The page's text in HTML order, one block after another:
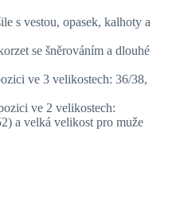
s vestou, opasek, kalhoty a
se šněrováním a dlouhé
ve 3 velikostech: 36/38,
ve 2 velikostech:
a velká velikost pro muže